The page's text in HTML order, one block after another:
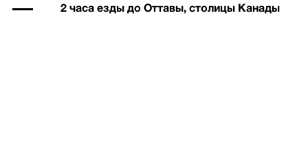
2 часа езды до Оттавы, столицы Канады